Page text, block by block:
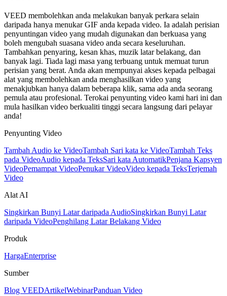
VEED membolehkan anda melakukan banyak perkara selain
daripada hanya menukar GIF anda kepada video. Ia adalah perisian
penyuntingan video yang mudah digunakan dan berkuasa yang
boleh mengubah suasana video anda secara keseluruhan.
Tambahkan penyaring, kesan khas, muzik latar belakang, dan
banyak lagi. Tiada lagi masa yang terbuang untuk memuat turun
perisian yang berat. Anda akan mempunyai akses kepada pelbagai
alat yang membolehkan anda menghasilkan video yang
menakjubkan hanya dalam beberapa klik, sama ada anda seorang
pemula atau profesional. Terokai penyunting video kami hari ini dan
mula hasilkan video berkualiti tinggi secara langsung dari pelayar
anda!
Penyunting Video
Tambah Audio ke VideoTambah Sari kata ke VideoTambah Teks
pada VideoAudio kepada TeksSari kata AutomatikPenjana Kapsyen
VideoPemampat VideoPenukar VideoVideo kepada TeksTerjemah
Video
Alat AI
Singkirkan Bunyi Latar daripada AudioSingkirkan Bunyi Latar
daripada VideoPenghilang Latar Belakang Video
Produk
HargaEnterprise
Sumber
Blog VEEDArtikelWebinarPanduan Video